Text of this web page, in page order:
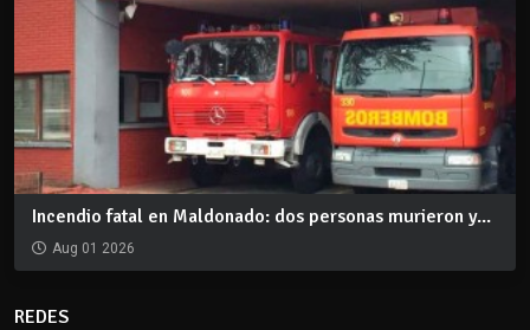
Incendio fatal en Maldonado: dos personas murieron y...
Aug 01 2026
REDES